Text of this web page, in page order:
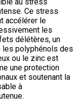
Ce stress
accélérer le
les
délétères, un
les polyphénols des
ou le zinc est
une protection
et soutenant la
à